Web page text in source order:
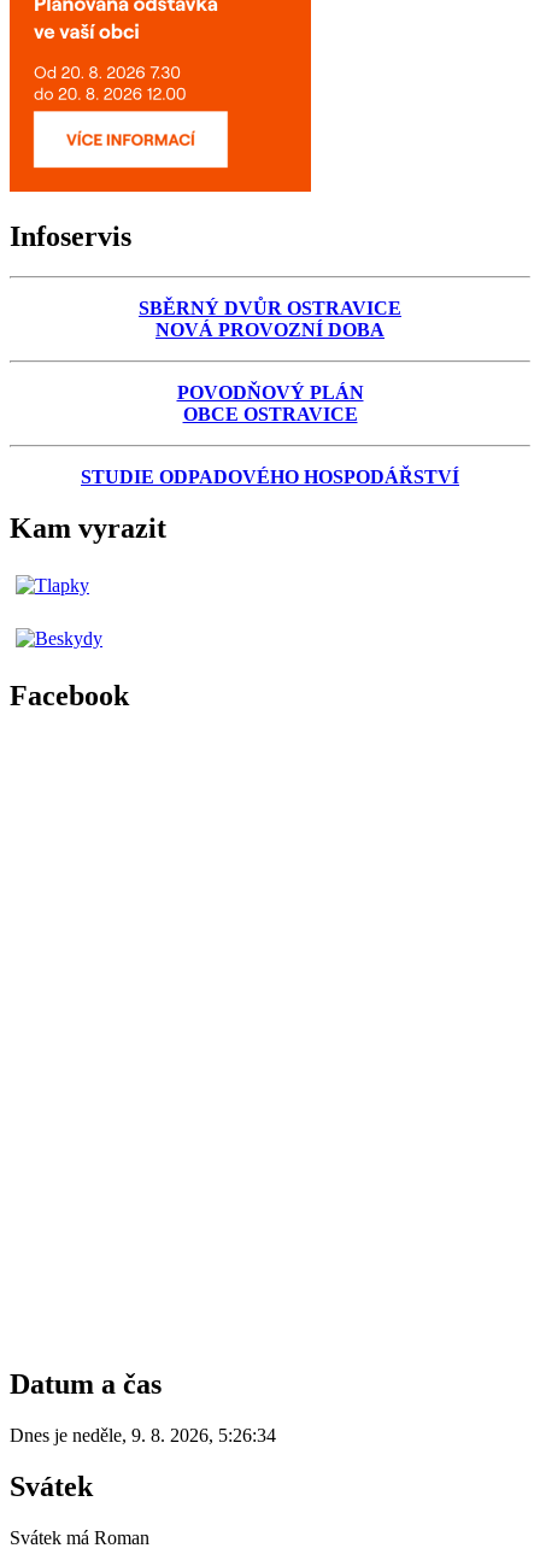
Infoservis
SBĚRNÝ DVŮR OSTRAVICE
NOVÁ PROVOZNÍ DOBA
POVODŇOVÝ PLÁN
OBCE OSTRAVICE
STUDIE ODPADOVÉHO HOSPODÁŘSTVÍ
Kam vyrazit
Facebook
Datum a čas
Dnes je neděle, 9. 8. 2026, 5:26:34
Svátek
Svátek má Roman